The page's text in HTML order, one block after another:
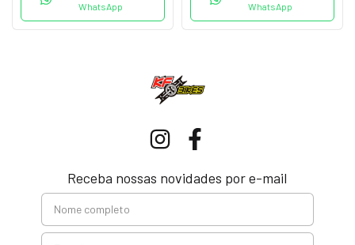
WhatsApp
WhatsApp
Receba nossas novidades por e-mail